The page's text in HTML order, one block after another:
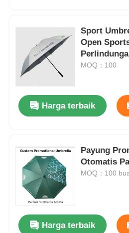
Sport
Open
MOQ：100
Harga terbaik
Payung
Otomatis
MOQ：100
Harga terbaik